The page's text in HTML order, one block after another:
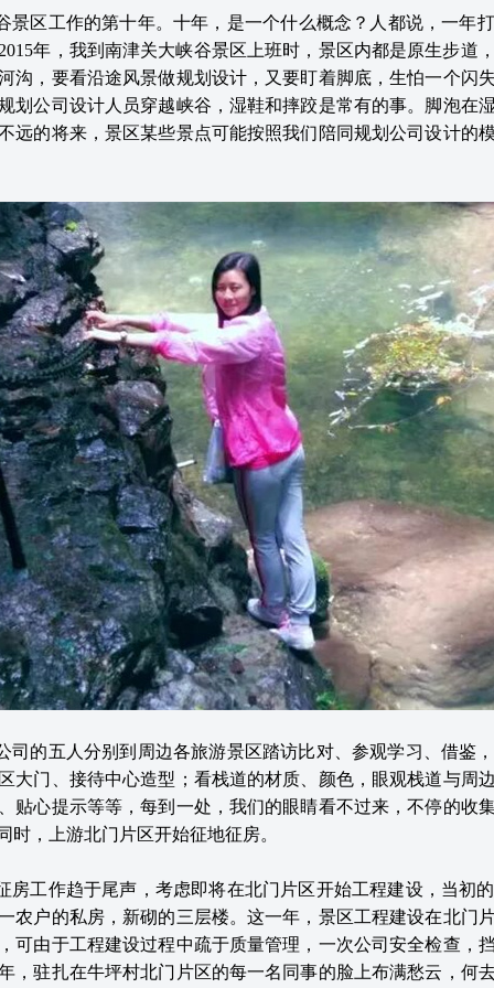
景区工作的第十年。十年，是一个什么概念？人都说，一年
年，我到南津关大峡谷景区上班时，景区内都是原生步道
沟，要看沿途风景做规划设计，又要盯着脚底，生怕一个闪
划公司设计人员穿越峡谷，湿鞋和摔跤是常有的事。脚泡在
远的将来，景区某些景点可能按照我们陪同规划公司设计的
司的五人分别到周边各旅游景区踏访比对、参观学习、借鉴
大门、接待中心造型；看栈道的材质、颜色，眼观栈道与周
贴心提示等等，每到一处，我们的眼睛看不过来，不停的收
，上游北门片区开始征地征房。
房工作趋于尾声，考虑即将在北门片区开始工程建设，当初
农户的私房，新砌的三层楼。这一年，景区工程建设在北门
可由于工程建设过程中疏于质量管理，一次公司安全检查，
，驻扎在牛坪村北门片区的每一名同事的脸上布满愁云，何